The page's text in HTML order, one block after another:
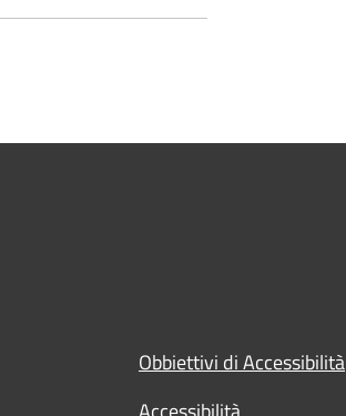
Obbiettivi di Accessibilità